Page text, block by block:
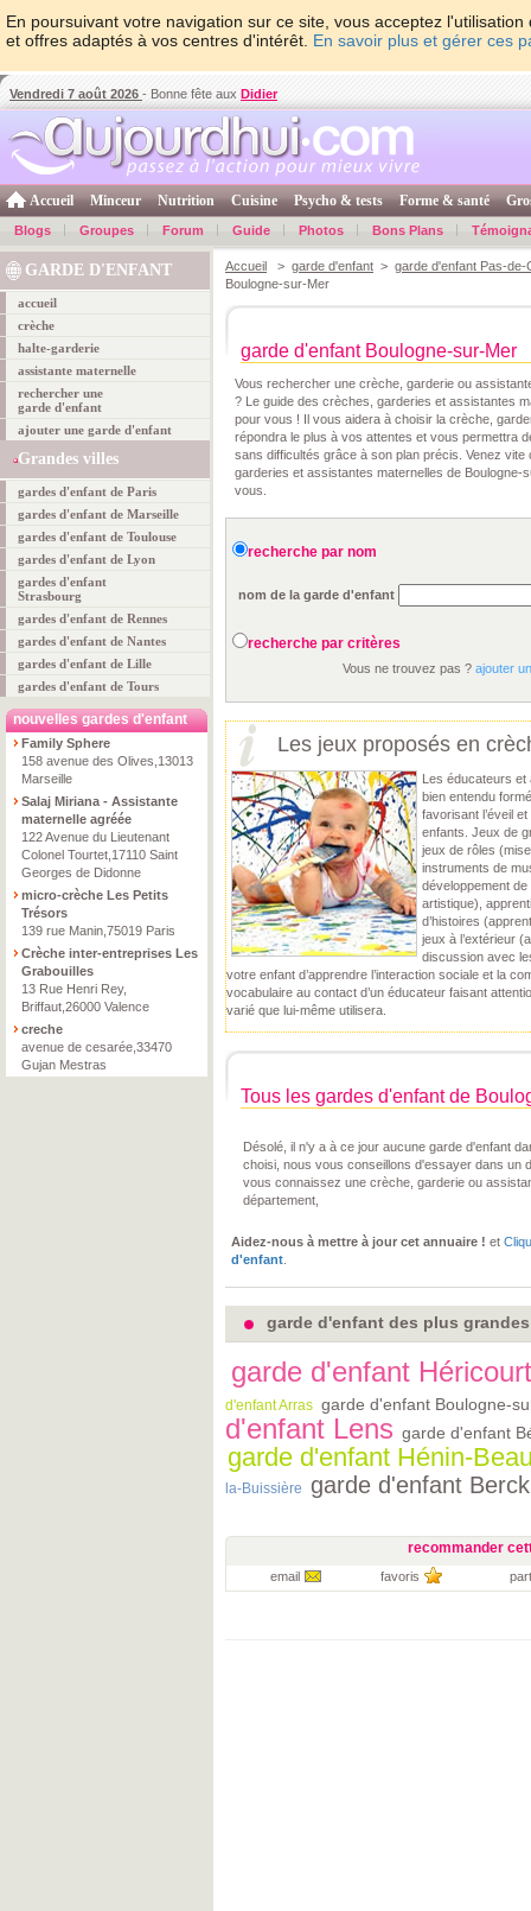
En poursuivant votre navigation sur ce site, vous acceptez
et offres adaptés à vos centres d'intérêt. En savoir plus et gérer ces
Vendredi 7 août 2026 - Bonne fête aux Didier
Accueil Minceur Nutrition Cuisine Psycho & tests Forme & santé
Blogs Groupes Forum Guide Photos Bons Plans
GARDE D'ENFANT
accueil
crèche
halte-garderie
assistante maternelle
rechercher une
garde d'enfant
ajouter une garde d'enfant
Grandes villes
gardes d'enfant de Paris
gardes d'enfant de Marseille
gardes d'enfant de Toulouse
gardes d'enfant de Lyon
gardes d'enfant
Strasbourg
gardes d'enfant de Rennes
gardes d'enfant de Nantes
gardes d'enfant de Lille
gardes d'enfant de Tours
nouvelles gardes d'enfant
Family Sphere
158 avenue des Olives,13013
Marseille
Salaj Miriana - Assistante
maternelle agréée
122 Avenue du Lieutenant
Colonel Tourtet,17110 Saint
Georges de Didonne
micro-crèche Les Petits
Trésors
139 rue Manin,75019 Paris
Crèche inter-entreprises Les
Grabouilles
13 Rue Henri Rey,
Briffaut,26000 Valence
creche
avenue de cesarée,33470
Gujan Mestras
Accueil > garde d'enfant > garde d'enfant Pas-de-
Boulogne-sur-Mer
garde d'enfant Boulogne-sur-Mer
Vous rechercher une crèche, garderie ou
? Le guide des crèches, garderies et assistantes
pour vous ! Il vous aidera à choisir la crèche,
répondra le plus à vos attentes et vous permettra
sans difficultés grâce à son plan précis. Venez
garderies et assistantes maternelles de
vous.
recherche par nom
nom de la garde d'enfant
recherche par critères
Vous ne trouvez pas ? ajouter
Les jeux proposés en
Les éducateurs et
bien entendu
favorisant l’éveil
enfants. Jeux de
jeux de rôles
instruments de
développement
artistique),
d’histoires
jeux à l’extérieur
discussion avec
votre enfant d’apprendre l’interaction sociale et la
vocabulaire au contact d’un éducateur faisant
varié que lui-même utilisera.
Tous les gardes d'enfant de
Désolé, il n'y a à ce jour aucune garde d'enfant
choisi, nous vous conseillons d'essayer dans un
vous connaissez une crèche, garderie ou
département,
Aidez-nous à mettre à jour cet annuaire ! et
d'enfant
garde d'enfant des plus
garde d'enfant Héricourt
d'enfant Arras garde d'enfant Boulogne-
d'enfant Lens garde d'enfant
garde d'enfant Hénin-
la-Buissière garde d'enfant Berck
recommander
email favoris